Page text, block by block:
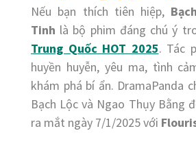
Nếu bạn thích tiên hiệp,
Tinh là bộ phim đáng chú ý
Trung Quốc HOT 2025. Tác
huyền huyễn, yêu ma, tình
khám phá bí ẩn. DramaPanda
Bạch Lộc và Ngao Thụy Bằng
ra mắt ngày 7/1/2025 với